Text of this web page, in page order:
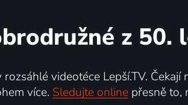
z 50.
videotéce Lepší.TV.
více. Sledujte onlinepřesně to,